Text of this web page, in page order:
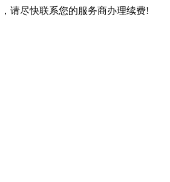
请尽快联系您的服务商办理续费!